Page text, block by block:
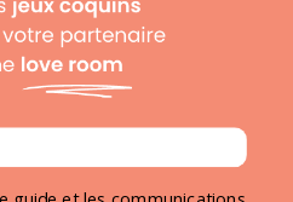
légales
de Ventes
·Loveroom
login